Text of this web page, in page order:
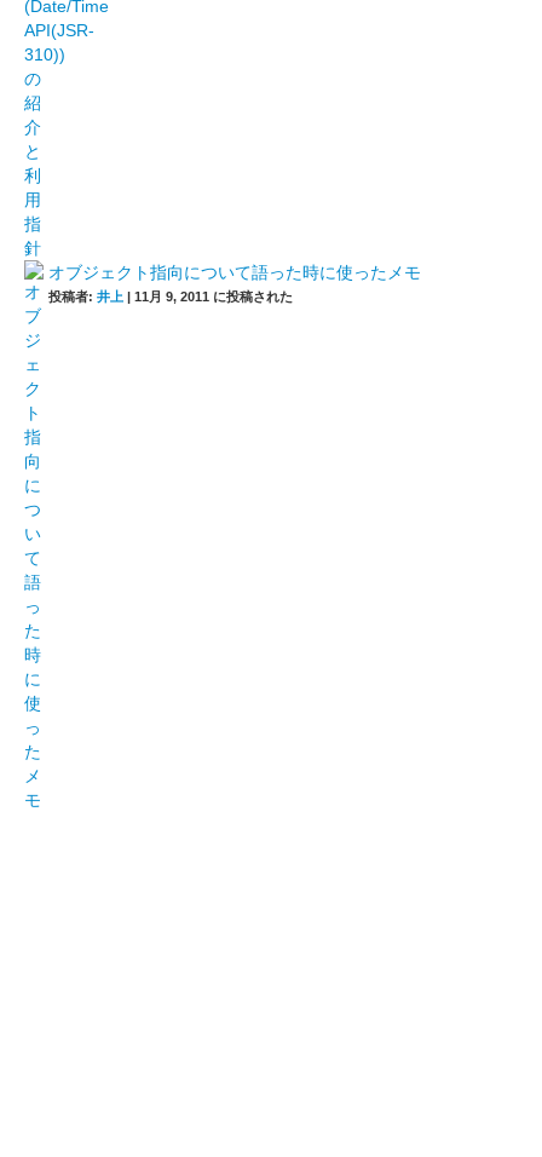
オブジェクト指向について語った時に使ったメモ
投稿者: 井上 | 11月 9, 2011 に投稿された